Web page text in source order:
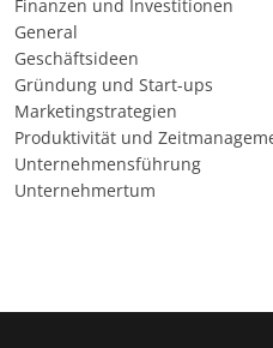
Finanzen und Investitionen
General
Geschäftsideen
Gründung und Start-ups
Marketingstrategien
Produktivität und
Unternehmensführung
Unternehmertum